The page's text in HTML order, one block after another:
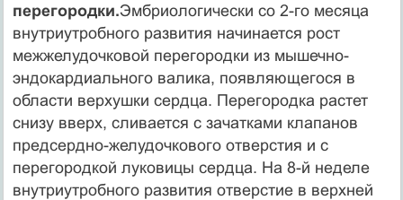
перегородки.Эмбриологически со 2-го месяца
внутриутробного развития начинается рост
межжелудочковой перегородки из мышечно-
эндокардиального валика, появляющегося в
области верхушки сердца. Перегородка растет
снизу вверх, сливается с зачатками клапанов
предсердно-желудочкового отверстия и с
перегородкой луковицы сердца. На 8-й неделе
внутриутробного развития отверстие в верхней